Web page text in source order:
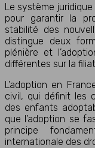
Le système
pour garantir la
stabilité des
distingue deux
plénière et
différentes sur la
L’adoption en
civil, qui définit les
des enfants
que l’adoption se
principe
internationale des